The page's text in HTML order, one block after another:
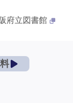
府立図書館